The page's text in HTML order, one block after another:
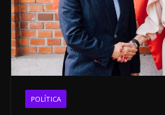
POLÍTICA